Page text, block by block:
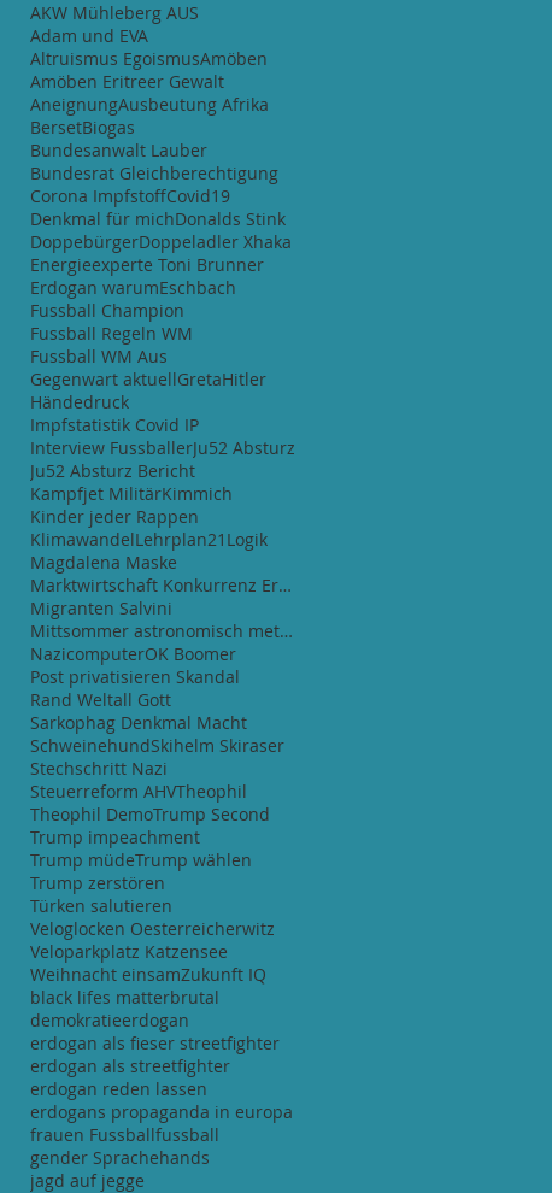
AKW Mühleberg AUS
Adam und EVA
Altruismus EgoismusAmöben
Amöben Eritreer Gewalt
AneignungAusbeutung Afrika
BersetBiogas
Bundesanwalt Lauber
Bundesrat Gleichberechtigung
Corona ImpfstoffCovid19
Denkmal für michDonalds Stink
DoppebürgerDoppeladler Xhaka
Energieexperte Toni Brunner
Erdogan warumEschbach
Fussball Champion
Fussball Regeln WM
Fussball WM Aus
Gegenwart aktuellGretaHitler
Händedruck
Impfstatistik Covid IP
Interview FussballerJu52 Absturz
Ju52 Absturz Bericht
Kampfjet MilitärKimmich
Kinder jeder Rappen
KlimawandelLehrplan21 Logik
Magdalena Maske
Marktwirtschaft Konkurrenz Ertrag
Migranten Salvini
Mittsommer astronomisch meteorologisch
NazicomputerOK Boomer
Post privatisieren Skandal
Rand Weltall Gott
Sarkophag Denkmal Macht
SchweinehundSkihelm Skiraser
Stechschritt Nazi
Steuerreform AHVTheophil
Theophil DemoTrump Second
Trump impeachment
Trump müdeTrump wählen
Trump zerstören
Türken salutieren
Veloglocken Oesterreicherwitz
Veloparkplatz Katzensee
Weihnacht einsamZukunft IQ
black lifes matterbrutal
demokratieerdogan
erdogan als fieser streetfighter
erdogan als streetfighter
erdogan reden lassen
erdogans propaganda in europa
frauen Fussballfussball
gender Sprachehands
jagd auf jegge